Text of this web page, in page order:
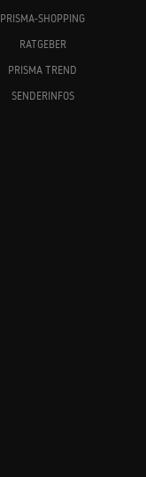
PRISMA-SHOPPING
RATGEBER
PRISMA TREND
SENDERINFOS